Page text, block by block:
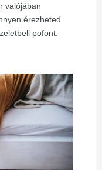
valójában
érezheted
pofont.